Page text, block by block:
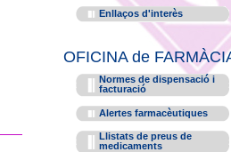
Enllaços d'interès
OFICINA de
Normes de dispensació i
facturació
Alertes farmacèutiques
Llistats de preus de
medicaments